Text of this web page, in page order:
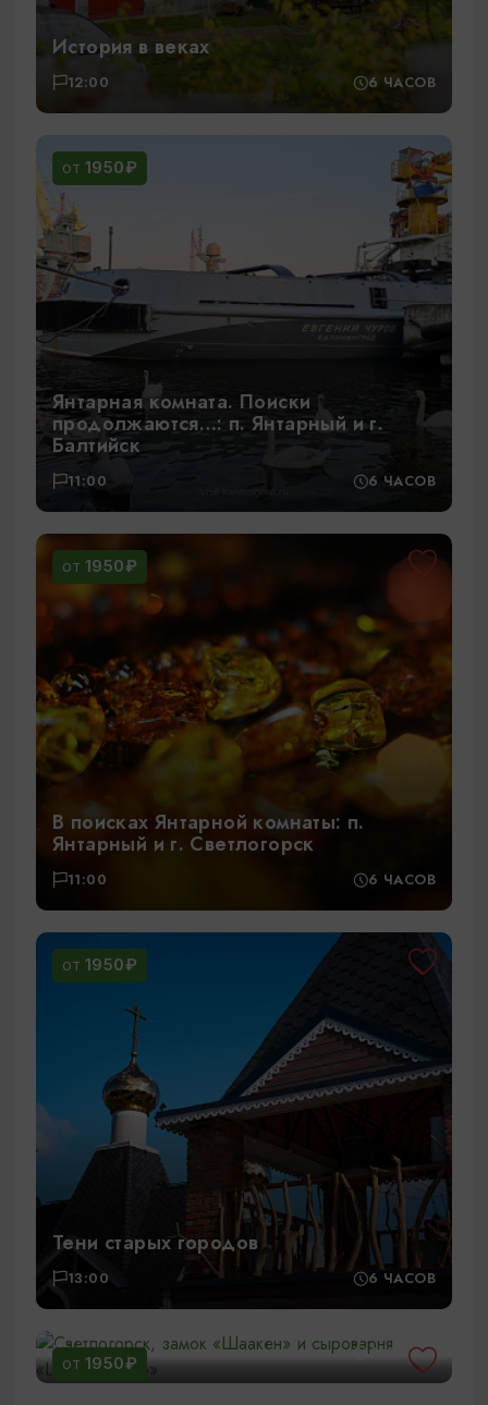
История в веках
12:00 6 ЧАСОВ
ОТ 1950₽
Янтарная комната. Поиски
продолжаются…: п. Янтарный и г.
Балтийск
11:00 6 ЧАСОВ
ОТ 1950₽
В поисках Янтарной комнаты: п.
Янтарный и г. Светлогорск
11:00 6 ЧАСОВ
ОТ 1950₽
Тени старых городов
13:00 6 ЧАСОВ
ОТ 1950₽
Светлогорск, замок «Шаакен» и
сыроварня «ШаакенДорф»
11:00 6 ЧАСОВ